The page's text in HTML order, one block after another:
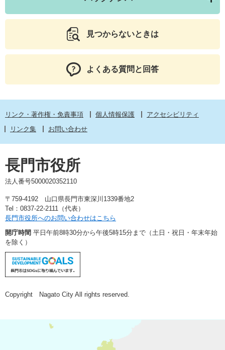
見つからないときは
よくある質問と回答
リンク・著作権・免責事項 個人情報保護
アクセシビリティ
リンク集
お問い合わせ
長門市役所
法人番号5000020352110
〒759-4192 山口県長門市東深川1339番地2
Tel：0837-22-2111（代表）
長門市役所へのお問い合わせはこちら
開庁時間 平日午前8時30分から午後5時15分まで（土日・祝日・年末年始
を除く）
Copyright Nagato City All rights reserved.